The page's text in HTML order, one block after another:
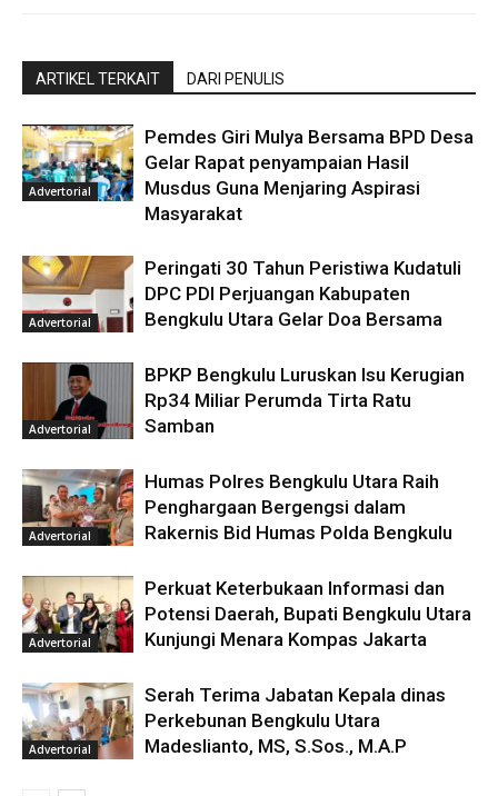
ARTIKEL TERKAIT DARI PENULIS
Advertorial
Pemdes Giri Mulya Bersama BPD Desa
Gelar Rapat penyampaian Hasil
Musdus Guna Menjaring Aspirasi
Masyarakat
Advertorial
Peringati 30 Tahun Peristiwa Kudatuli
DPC PDI Perjuangan Kabupaten
Bengkulu Utara Gelar Doa Bersama
Advertorial
BPKP Bengkulu Luruskan Isu Kerugian
Rp34 Miliar Perumda Tirta Ratu
Samban
Advertorial
Humas Polres Bengkulu Utara Raih
Penghargaan Bergengsi dalam
Rakernis Bid Humas Polda Bengkulu
Advertorial
Perkuat Keterbukaan Informasi dan
Potensi Daerah, Bupati Bengkulu Utara
Kunjungi Menara Kompas Jakarta
Advertorial
Serah Terima Jabatan Kepala dinas
Perkebunan Bengkulu Utara
Madeslianto, MS, S.Sos., M.A.P